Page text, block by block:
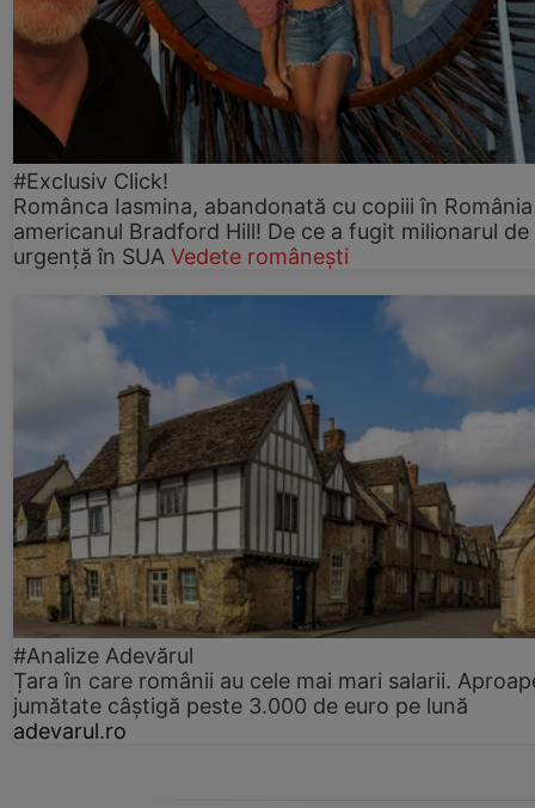
#Exclusiv Click!
Românca Iasmina, abandonată cu copiii în
americanul Bradford Hill! De ce a fugit milionarul de
urgență în SUA Vedete românești
#Analize Adevărul
Țara în care românii au cele mai mari salarii.
jumătate câștigă peste 3.000 de euro pe lună
adevarul.ro